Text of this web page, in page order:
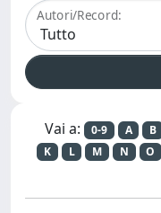
Autori/Record:
Vai a: 0-9 A B
K
L M N O